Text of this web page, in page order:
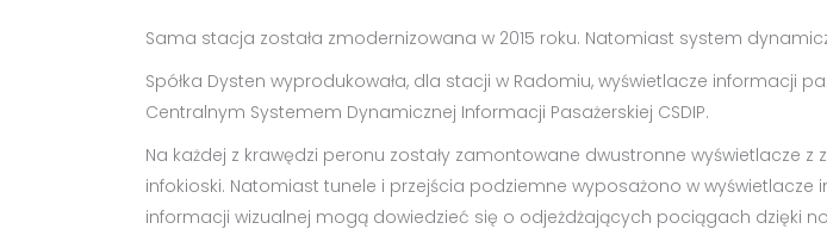
Sama stacja została zmodernizowana w 2015 roku. Natomiast system
Spółka Dysten wyprodukowała, dla stacji w Radomiu, wyświetlacze informacji
Centralnym Systemem Dynamicznej Informacji Pasażerskiej CSDIP.
Na każdej z krawędzi peronu zostały zamontowane dwustronne wyświetlacze
infokioski. Natomiast tunele i przejścia podziemne wyposażono w
informacji wizualnej mogą dowiedzieć się o odjeżdżających pociągach dzięki